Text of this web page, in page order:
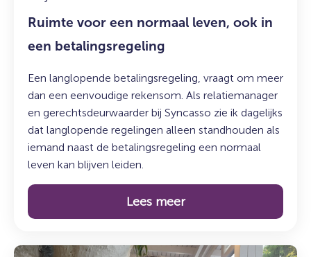
Ruimte voor een normaal leven, ook in
een betalingsregeling
Een langlopende betalingsregeling, vraagt om meer
dan een eenvoudige rekensom. Als relatiemanager
en gerechtsdeurwaarder bij Syncasso zie ik dagelijks
dat langlopende regelingen alleen standhouden als
iemand naast de betalingsregeling een normaal
leven kan blijven leiden.
Lees meer
Lees